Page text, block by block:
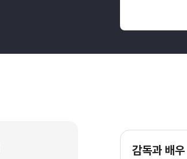
감독과 배우